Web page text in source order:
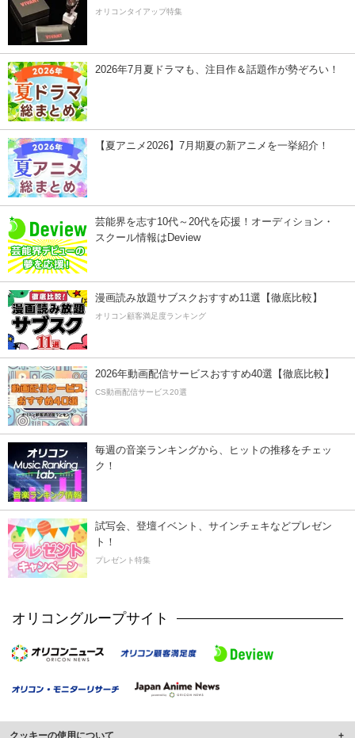
オリコンタイアップ特集
2026年7月夏ドラマも、注目作＆話題作が勢ぞろい！
【夏アニメ2026】7月期夏の新アニメを一挙紹介！
芸能界を志す10代～20代を応援！オーディション・
スクール情報はDeview
漫画読み放題サブスクおすすめ11選【徹底比較】
オリコン顧客満足度ランキング
2026年動画配信サービスおすすめ40選【徹底比較】
CS動画配信サービス20選
毎週の音楽ランキングから、ヒットの推移をチェッ
ク！
試写会、登壇イベント、サインチェキなどプレゼン
ト！
プレゼント特集
オリコングループサイト
クッキーの使用について